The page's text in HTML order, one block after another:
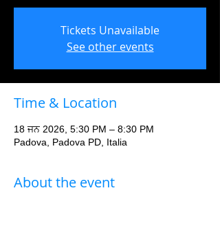
Tickets Unavailable
See other events
Time & Location
18 ਜਨ 2026, 5:30 PM – 8:30 PM
Padova, Padova PD, Italia
About the event